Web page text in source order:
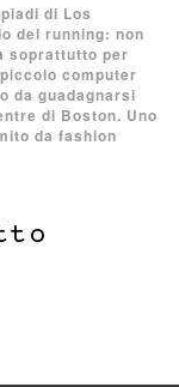
di Los
del running: non
soprattutto per
computer
da guadagnarsi
di Boston. Uno
da fashion